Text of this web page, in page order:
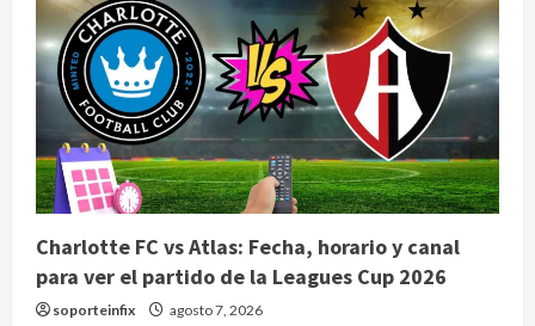
Charlotte FC vs Atlas: Fecha, horario y canal
para ver el partido de la Leagues Cup 2026
soporteinfix agosto 7, 2026